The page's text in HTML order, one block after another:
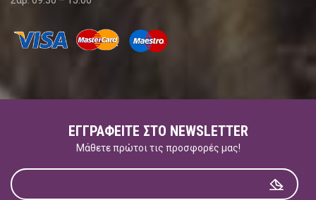
ΕΓΓΡΑΦΕΊΤΕ ΣΤΟ NEWSLETTER
Μάθετε πρώτοι τις προσφορές μας!